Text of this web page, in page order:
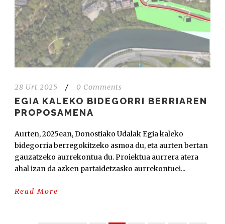
28 Urt 2025 / 0 Comments
EGIA KALEKO BIDEGORRI BERRIAREN
PROPOSAMENA
Aurten, 2025ean, Donostiako Udalak Egia kaleko
bidegorria berregokitzeko asmoa du, eta aurten bertan
gauzatzeko aurrekontua du. Proiektua aurrera atera
ahal izan da azken partaidetzasko aurrekontuei...
Read More